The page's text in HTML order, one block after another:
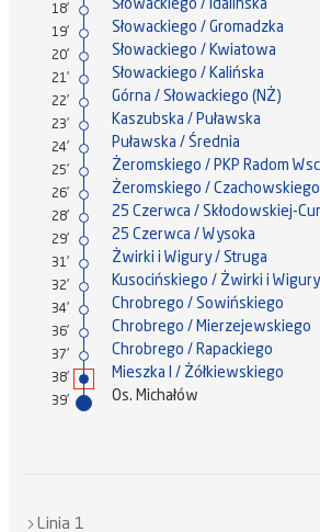
18' Słowackiego / Idalińska
19' Słowackiego / Gromadzka
20' Słowackiego / Kwiatowa
21' Słowackiego / Kalińska
22' Górna / Słowackiego (NŻ)
23' Kaszubska / Puławska
24' Puławska / Średnia
25' Żeromskiego / PKP Radom
26' Żeromskiego / Czachowskiego
28' 25 Czerwca / Skłodowskiej-
29' 25 Czerwca / Wysoka
31' Żwirki i Wigury / Struga
32' Kusocińskiego / Żwirki i Wigury
34' Chrobrego / Sowińskiego
36' Chrobrego / Mierzejewskiego
37' Chrobrego / Rapackiego
38' Mieszka I / Żółkiewskiego
39' Os. Michałów
Linia 1